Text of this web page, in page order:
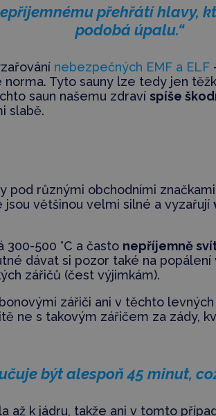
přehřátí hlavy,
podobá úpalu.“
nebezpečných EMF a ELF
Tyto sauny lze tedy jen
saun našemu zdraví spíše
slabě.
pod různými obchodními
většinou velmi silné a vyzařují
500 °C a často nepříjemně
dávat si pozor také na
zářičů (čest výjimkám).
zářiči ani v těchto
ne s takovým zářičem za zády,
být alespoň 45 minut,
až k jádru, takže ani v tomto